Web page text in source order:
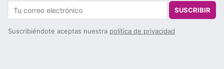
SUSCRIBIR
Suscribiéndote aceptas nuestra política de privacidad